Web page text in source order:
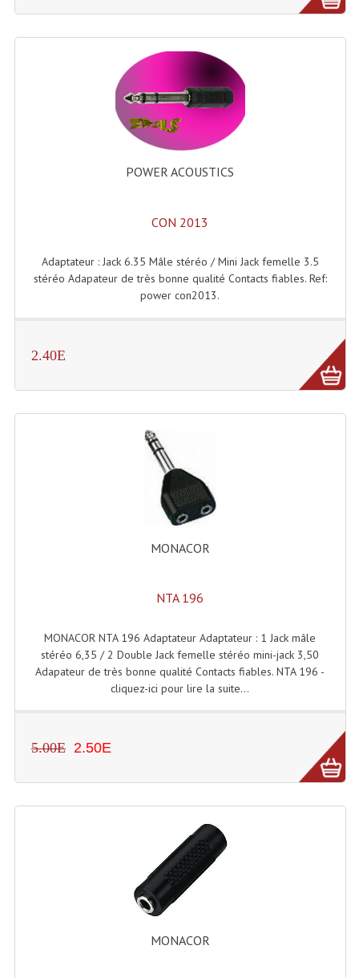
Compresseurs , Limiteurs , Noise Gate
Egaliseur Egaliseurs
Enceintes Et Caissons Basses
Enceintes, Système Amplifiés
Enceintes Passives Sono
Retours De Scène
Enceinte Nomade Bluetooth
Enceintes Autonomes Portables Amplifiées
Enceintes Hifi
Enceintes Monitoring
Filtres Actifs, Correcteurs
Filtres Passifs
Haut-Parleurs Amplis Guitare
Lecteurs Audio & Sources
Lecteurs Cd À Plats
Lecteurs Cd À Plats Lecteur MP3
Lecteurs Double Cd Mixage Intégrée
POWER ACOUSTICS
CON 2013
Adaptateur : Jack 6.35 Mâle stéréo / Mini Jack femelle 3.5
stéréo Adapateur de très bonne qualité Contacts fiables. Ref:
power con2013.
2.40E
MONACOR
NTA 196
MONACOR NTA 196 Adaptateur Adaptateur : 1 Jack mâle
stéréo 6,35 / 2 Double Jack femelle stéréo mini-jack 3,50
Adapateur de très bonne qualité Contacts fiables. NTA 196 -
cliquez-ici pour lire la suite...
5.00E 2.50E
MONACOR